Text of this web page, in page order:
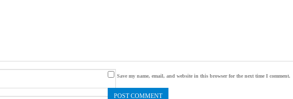
Save my name, email, and website in this browser for the next time I comment.